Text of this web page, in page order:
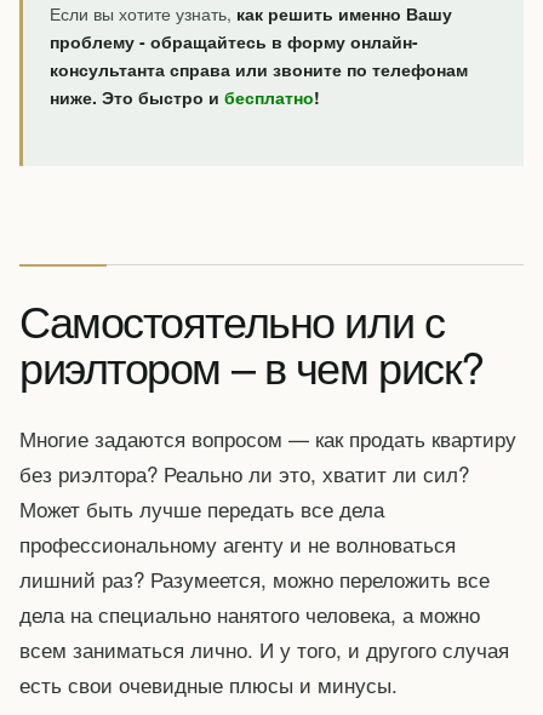
Если вы хотите узнать, как решить именно Вашу
проблему - обращайтесь в форму онлайн-
консультанта справа или звоните по телефонам
ниже. Это быстро и бесплатно!
Самостоятельно или с
риэлтором – в чем риск?
Многие задаются вопросом — как продать квартиру
без риэлтора? Реально ли это, хватит ли сил?
Может быть лучше передать все дела
профессиональному агенту и не волноваться
лишний раз? Разумеется, можно переложить все
дела на специально нанятого человека, а можно
всем заниматься лично. И у того, и другого случая
есть свои очевидные плюсы и минусы.